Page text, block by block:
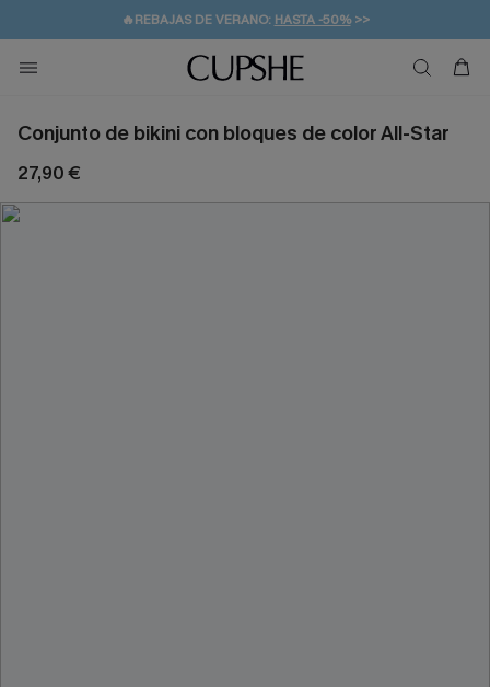
👒PROMOCIÓN DE VERANO:-10% EN 2 VESTIDOS
💌¡SUSCRIBIRSE & GANAR -10% EXTRA!
🚚ENVÍO GRATUITO A PARTIR DE 49 € >>
Conjunto de bikini con bloques de color All-Star
27,90 €